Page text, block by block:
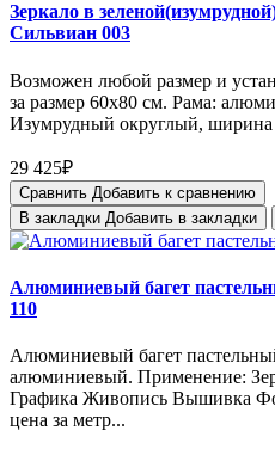
Зеркало в
Сильвиан 003
Возможен любой размер и
за размер 60х80 см. Рама:
Изумрудный округлый,
29 425₽
Сравнить Добавить к сравнению
В закладки Добавить в закладки
Алюминиевый багет
110
Алюминиевый багет
алюминиевый. Применение:
Графика Живопись Вышивка
цена за метр...